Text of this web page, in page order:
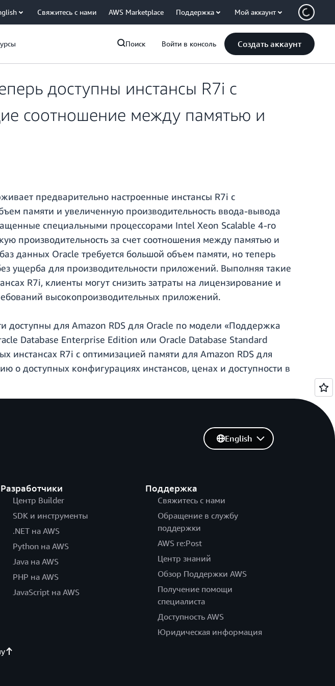
Свяжитесь с нами AWS Marketplace Поддержка Мой аккаунт
Поиск Войти в консоль Создать аккаунт
доступны инстансы R7i с
соотношение между памятью и
предварительно настроенные инстансы R7i с
памяти и увеличенную производительность ввода-вывода
специальными процессорами Intel Xeon Scalable 4-го
производительность за счет соотношения между памятью и
данных Oracle требуется большой объем памяти, но теперь
ущерба для производительности приложений. Выполняя такие
R7i, клиенты могут снизить затраты на лицензирование и
высокопроизводительных приложений.
доступны для Amazon RDS для Oracle по модели «Поддержка
Database Enterprise Edition или Oracle Database Standard
инстансах R7i с оптимизацией памяти для Amazon RDS для
о доступных конфигурациях инстансов, ценах и доступности в
Разработчики
Центр Builder
SDK и инструменты
.NET на AWS
Python на AWS
Java на AWS
PHP на AWS
JavaScript на AWS
Поддержка
Свяжитесь с нами
Обращение в службу
поддержки
AWS re:Post
Центр знаний
Обзор Поддержки AWS
Получение помощи
специалиста
Доступность AWS
Юридическая информация
English